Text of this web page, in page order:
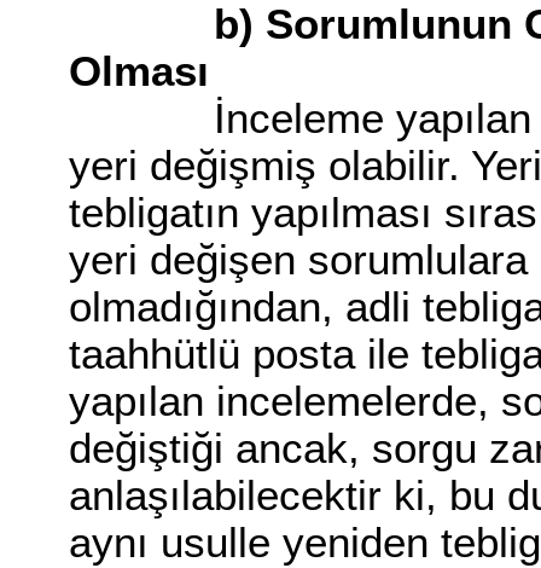
b) Sorumlunun
Olması
İnceleme yapılan
yeri değişmiş olabilir.
tebligatın yapılması
yeri değişen
olmadığından, adli
taahhütlü posta ile
yapılan incelemelerde,
değiştiği ancak, sorgu
anlaşılabilecektir ki, bu
aynı usulle yeniden